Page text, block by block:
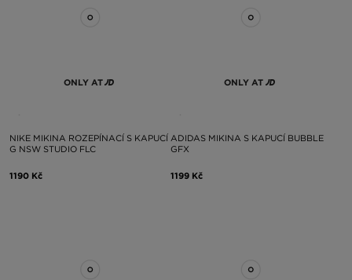
ONLY AT
NIKE MIKINA ROZEPÍNACÍ S KAPUCÍ
G NSW STUDIO FLC
1190 Kč
ONLY AT
ADIDAS MIKINA S KAPUCÍ BUBBLE
GFX
1199 Kč